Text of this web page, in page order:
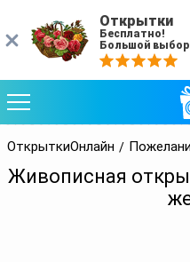
ОткрыткиОнлайн
Живописная
Открытки
Бесплатно!
Большой